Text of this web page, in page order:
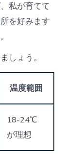
私が育てて
を好みます
しょう。
温度範囲
18-24℃
が理想